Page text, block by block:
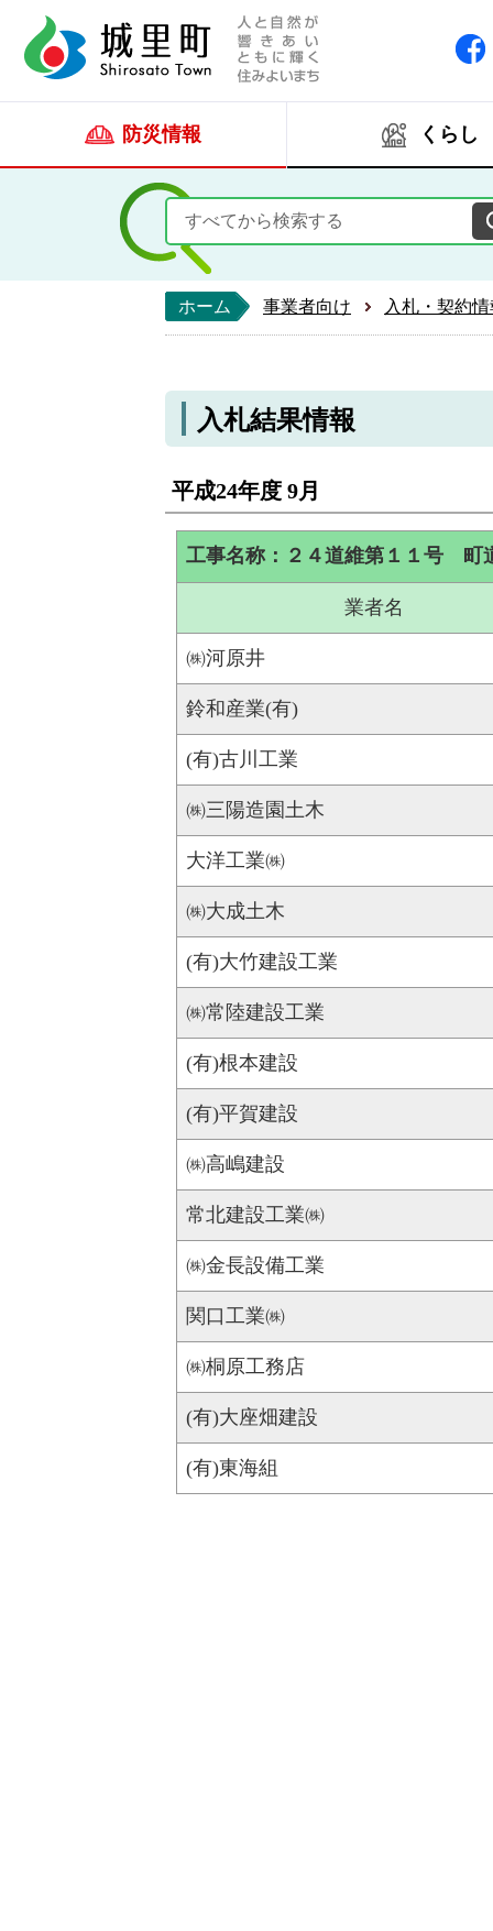
防災情報 くらし
ホーム 事業者向け 入札・契約
入札結果情報
平成24年度 9月
工事名称：２４道維第１１号
業者名
㈱河原井
鈴和産業(有)
(有)古川工業
㈱三陽造園土木
大洋工業㈱
㈱大成土木
(有)大竹建設工業
㈱常陸建設工業
(有)根本建設
(有)平賀建設
㈱高嶋建設
常北建設工業㈱
㈱金長設備工業
関口工業㈱
㈱桐原工務店
(有)大座畑建設
(有)東海組